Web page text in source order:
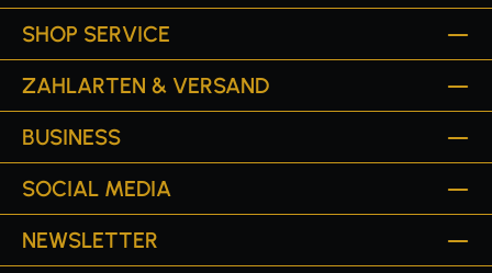
SHOP SERVICE
ZAHLARTEN & VERSAND
BUSINESS
SOCIAL MEDIA
NEWSLETTER